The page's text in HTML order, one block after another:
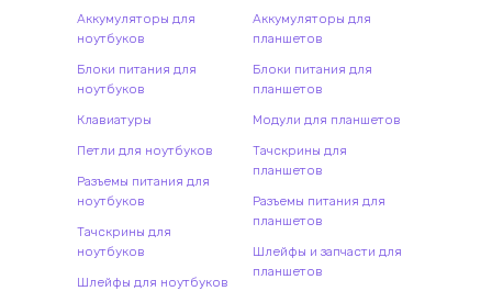
Аккумуляторы для
ноутбуков
Блоки питания для
ноутбуков
Клавиатуры
Петли для ноутбуков
Разъемы питания для
ноутбуков
Тачскрины для
ноутбуков
Шлейфы для ноутбуков
Аккумуляторы для
планшетов
Блоки питания для
планшетов
Модули для планшетов
Тачскрины для
планшетов
Разъемы питания для
планшетов
Шлейфы и запчасти для
планшетов